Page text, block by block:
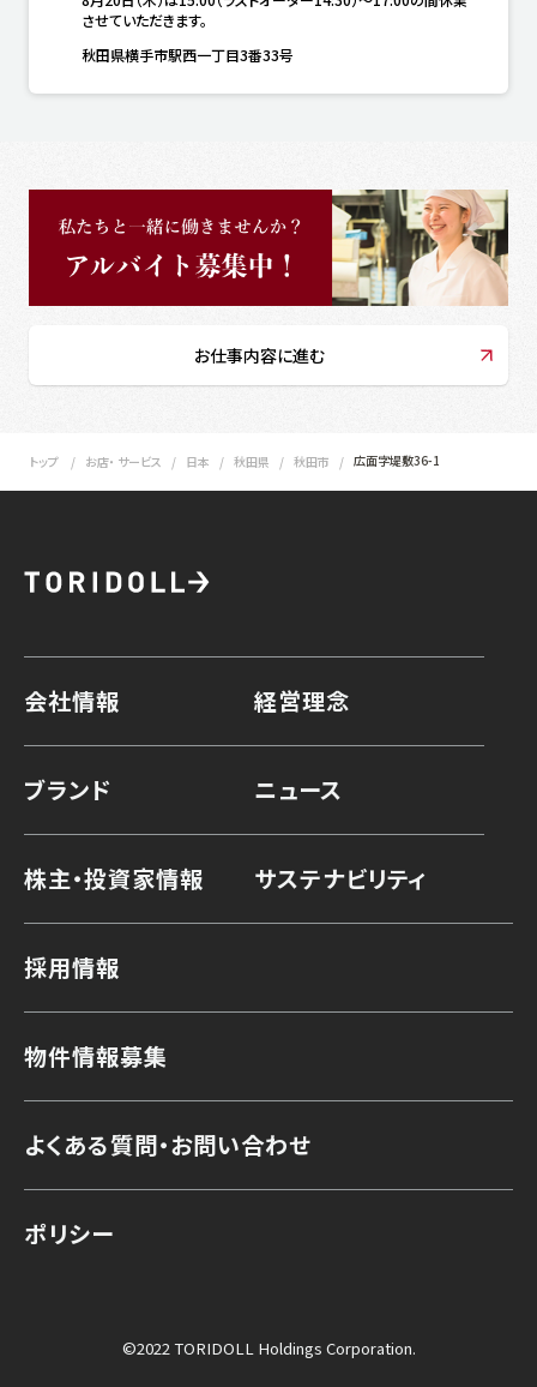
させていただきます。
秋田県横手市駅西一丁目3番33号
お仕事内容に進む
トップ お店・ サービス 日本 秋田県 秋田市 広面字堤敷36-1
会社情報 経営理念
ブランド ニュース
株主・投資家情報 サステナビリティ
採用情報
物件情報募集
よくある質問・お問い合わせ
ポリシー
©2022 TORIDOLL Holdings Corporation.